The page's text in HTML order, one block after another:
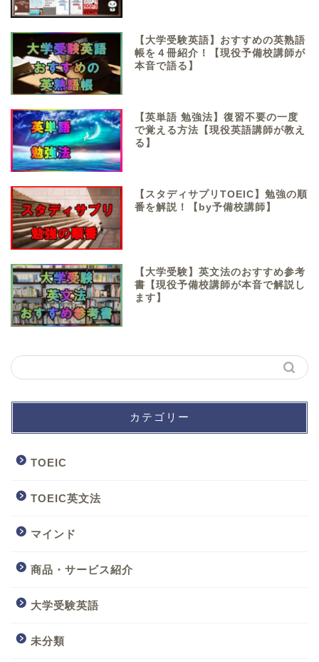
【大学受験英語】おすすめの英熟語
帳を４冊紹介！【現役予備校講師が
本音で語る】
【英単語 勉強法】復習不要の一度
で覚える方法【現役英語講師が教え
る】
【スタディサプリTOEIC】勉強の順
番を解説！【by予備校講師】
【大学受験】英文法のおすすめ参考
書【現役予備校講師が本音で解説し
ます】
カテゴリー
TOEIC
TOEIC英文法
マインド
商品・サービス紹介
大学受験英語
未分類